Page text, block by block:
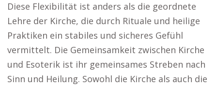
Diese Flexibilität ist anders als die geordnete
Lehre der Kirche, die durch Rituale und heilige
Praktiken ein stabiles und sicheres Gefühl
vermittelt. Die Gemeinsamkeit zwischen Kirche
und Esoterik ist ihr gemeinsames Streben nach
Sinn und Heilung. Sowohl die Kirche als auch die